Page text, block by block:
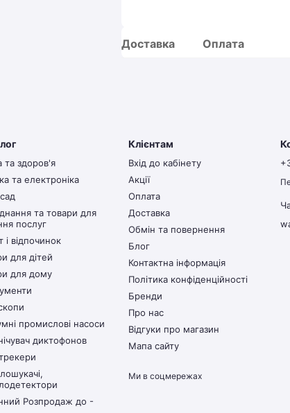
Доставка Оплата
та здоров'я
та електроніка
та товари для
послуг
і відпочинок
для дітей
для дому
промислові насоси
диктофонов
Розпродаж до -
Клієнтам
Вхід до кабінету
Акції
Оплата
Доставка
Обмін та повернення
Блог
Контактна інформація
Політика конфіденційності
Бренди
Про нас
Відгуки про магазин
Мапа сайту
Ми в соцмережах